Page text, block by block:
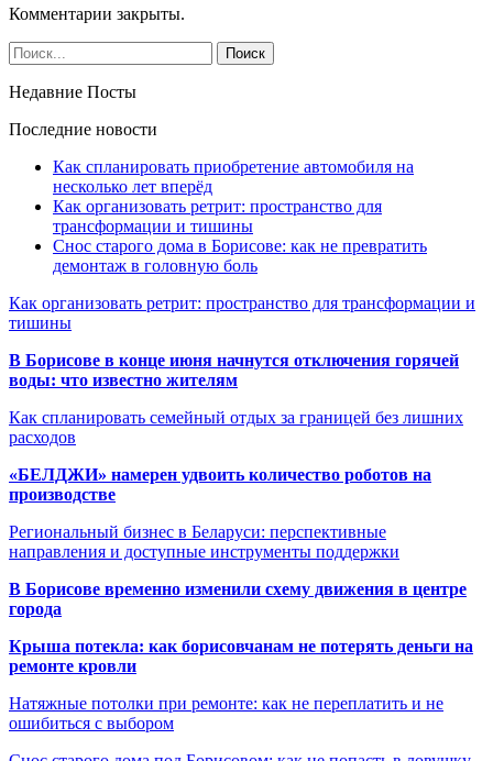
Комментарии закрыты.
Недавние Посты
Последние новости
Как спланировать приобретение автомобиля на
несколько лет вперёд
Как организовать ретрит: пространство для
трансформации и тишины
Снос старого дома в Борисове: как не превратить
демонтаж в головную боль
Как организовать ретрит: пространство для трансформации и
тишины
В Борисове в конце июня начнутся отключения горячей
воды: что известно жителям
Как спланировать семейный отдых за границей без лишних
расходов
«БЕЛДЖИ» намерен удвоить количество роботов на
производстве
Региональный бизнес в Беларуси: перспективные
направления и доступные инструменты поддержки
В Борисове временно изменили схему движения в центре
города
Крыша потекла: как борисовчанам не потерять деньги на
ремонте кровли
Натяжные потолки при ремонте: как не переплатить и не
ошибиться с выбором